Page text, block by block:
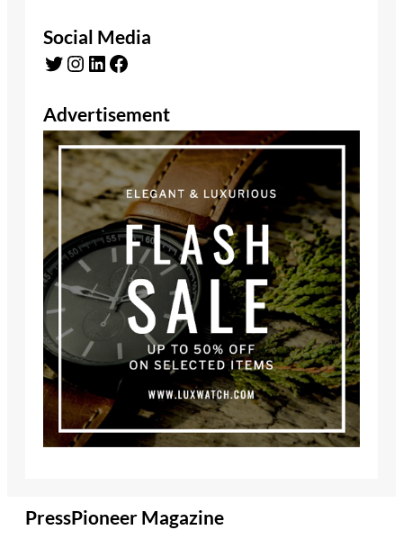
Social Media
Twitter Instagram LinkedIn Facebook
Advertisement
PressPioneer Magazine